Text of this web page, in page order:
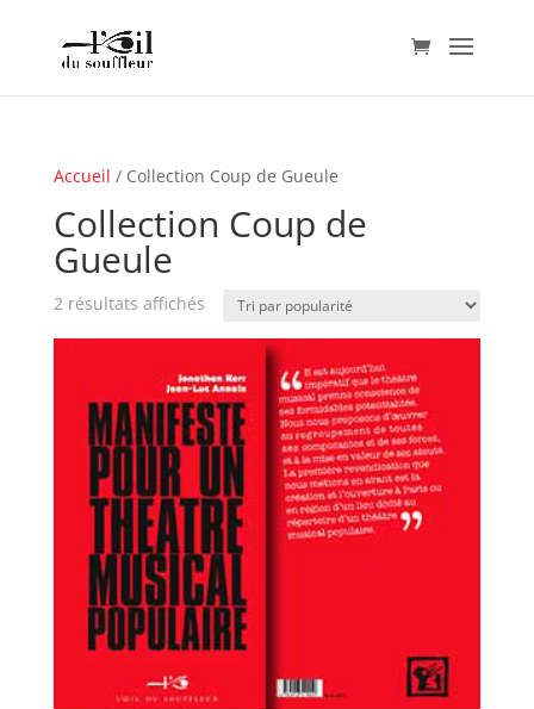
Accueil / Collection Coup de Gueule
Collection Coup de
Gueule
2 résultats affichésTrié
popularité